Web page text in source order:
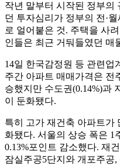
작년 말부터 시작된 정부의
던 투자심리가 정부의 전·
로 얼어붙은 것. 주택을 사
인들은 최근 거둬들였던 매
14일 한국감정원 등 관련업
주간 아파트 매매가격은 전
승했지만 수도권(0.14%)과
이 둔화됐다.
특히 고가 재건축 아파트가
화됐다. 서울의 상승 폭은 1
0.13%포인트 감소했다. 재
잠실주공5단지와 개포주공